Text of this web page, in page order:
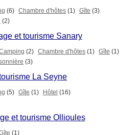
(6) Chambre d'hôtes (1) Gîte (3)
(2)
et tourisme Sanary
(2) Chambre d'hôtes (1) Gîte (1)
(3)
La Seyne
(5) Gîte (1) Hôtel (16)
et tourisme Ollioules
(1)